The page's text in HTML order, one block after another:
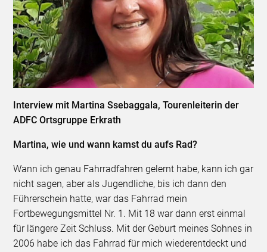
Interview mit Martina Ssebaggala, Tourenleiterin der
ADFC Ortsgruppe Erkrath
Martina, wie und wann kamst du aufs Rad?
Wann ich genau Fahrradfahren gelernt habe, kann ich gar
nicht sagen, aber als Jugendliche, bis ich dann den
Führerschein hatte, war das Fahrrad mein
Fortbewegungsmittel Nr. 1. Mit 18 war dann erst einmal
für längere Zeit Schluss. Mit der Geburt meines Sohnes in
2006 habe ich das Fahrrad für mich wiederentdeckt und